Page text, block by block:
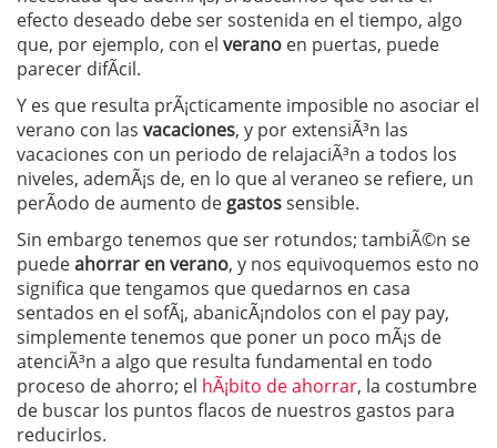
efecto deseado debe ser sostenida en el tiempo, algo
que, por ejemplo, con el verano en puertas, puede
parecer difÃ­cil.
Y es que resulta prÃ¡cticamente imposible no asociar el
verano con las vacaciones, y por extensiÃ³n las
vacaciones con un periodo de relajaciÃ³n a todos los
niveles, ademÃ¡s de, en lo que al veraneo se refiere, un
perÃ­odo de aumento de gastossensible.
Sin embargo tenemos que ser rotundos; tambiÃ©n se
puedeahorrar en verano, y nos equivoquemos esto no
significa que tengamos que quedarnos en casa
sentados en el sofÃ¡, abanicÃ¡ndolos con el pay pay,
simplemente tenemos que poner un poco mÃ¡s de
atenciÃ³n a algo que resulta fundamental en todo
proceso de ahorro; el hÃ¡bito de ahorrar, la costumbre
de buscar los puntos flacos de nuestros gastos para
reducirlos.